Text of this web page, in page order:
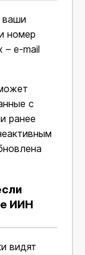
ваши
номер
– e-mail
с
ранее
ИИН
видят